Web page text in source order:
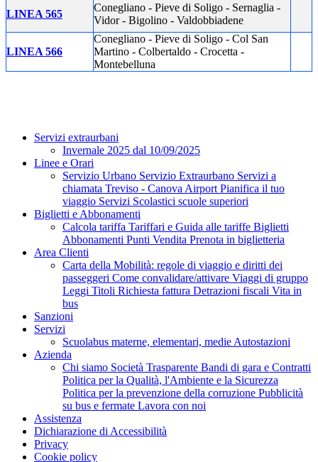
LINEA 565
Conegliano - Pieve di Soligo - Sernaglia -
Vidor - Bigolino - Valdobbiadene
LINEA 566
Conegliano - Pieve di Soligo - Col San
Martino - Colbertaldo - Crocetta -
Montebelluna
Servizi extraurbani
Invernale 2025 dal 10/09/2025
Linee e Orari
Servizio Urbano Servizio Extraurbano Servizi a
chiamata Treviso - Canova Airport Pianifica il tuo
viaggio Servizi Scolastici scuole superiori
Biglietti e Abbonamenti
Calcola tariffa Tariffari e Guida alle tariffe Biglietti
Abbonamenti Punti Vendita Prenota in biglietteria
Area Clienti
Carta della Mobilità: regole di viaggio e diritti dei
passeggeri Come convalidare/attivare Viaggi di gruppo
Leggi Titoli Richiesta fattura Detrazioni fiscali Vita in
bus
Sanzioni
Servizi
Scuolabus materne, elementari, medie Autostazioni
Azienda
Chi siamo Società Trasparente Bandi di gara e Contratti
Politica per la Qualità, l'Ambiente e la Sicurezza
Politica per la prevenzione della corruzione Pubblicità
su bus e fermate Lavora con noi
Assistenza
Dichiarazione di Accessibilità
Privacy
Cookie policy